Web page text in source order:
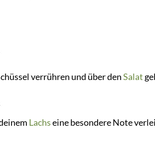
verrühren und über denSalat
Lachseine besondere Note